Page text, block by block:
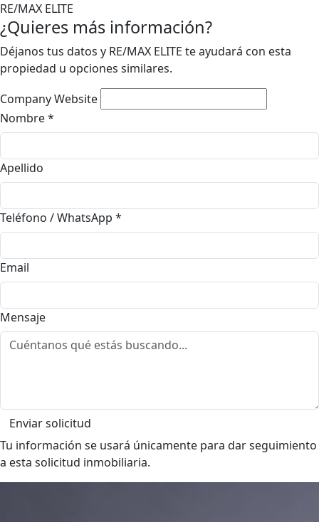
RE/MAX ELITE
¿Quieres más información?
Déjanos tus datos y RE/MAX ELITE te ayudará con esta
propiedad u opciones similares.
Company Website
Nombre*
Apellido
Teléfono / WhatsApp *
Email
Mensaje
Enviar solicitud
Tu información se usará únicamente para dar seguimiento
a esta solicitud inmobiliaria.